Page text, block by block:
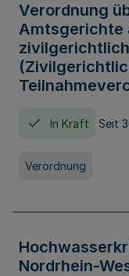
Verordnung
Amtsgerichte
In Kraft Seit
Verordnung
Nordrhein-